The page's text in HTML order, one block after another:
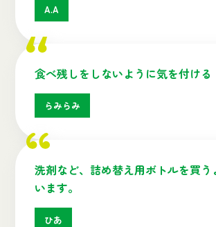
A.A
食べ残しをしないように気を付ける
らみらみ
洗剤など、詰め替え用ボトルを買う
います。
ひあ